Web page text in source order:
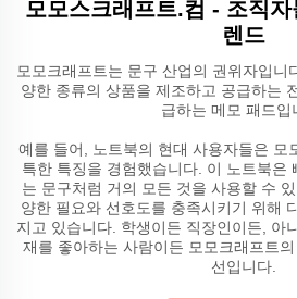
모모스크래프트.컴 - 조직
렌드
모모크래프트는 문구 산업의 권위자입니
양한 종류의 상품을 제조하고 공급하는
급하는 메모 패드입
예를 들어, 노트북의 현대 사용자들은 모
특한 특징을 경험했습니다. 이 노트북은
는 문구처럼 거의 모든 것을 사용할 수
양한 필요와 선호도를 충족시키기 위해
지고 있습니다. 학생이든 직장인이든, 아
재를 좋아하는 사람이든 모모크래프트
선입니다.